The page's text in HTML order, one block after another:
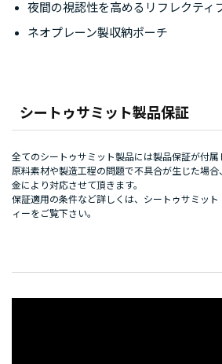
シートゥサミット製品保証
全てのシートゥサミット製品には製品保証が付属
原料素材や製造工程の問題で不具合が生じた場
金により対応させて頂きます。
保証適用の条件など詳しくは、 シートゥサミッ
ィーをご覧下さい。
夜間の視認性を高めるリフレクティ
ネオプレーン製収納ポーチ